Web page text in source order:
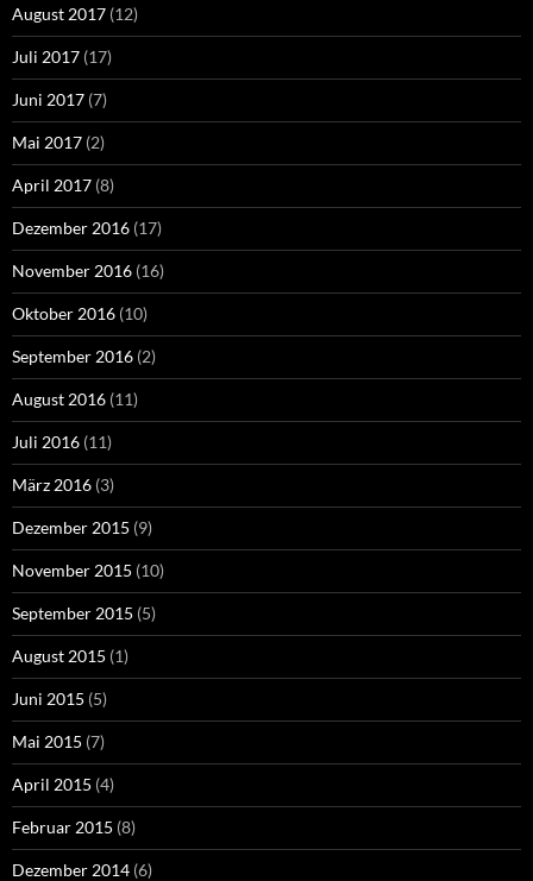
August 2017 (12)
Juli 2017 (17)
Juni 2017 (7)
Mai 2017 (2)
April 2017 (8)
Dezember 2016 (17)
November 2016 (16)
Oktober 2016 (10)
September 2016 (2)
August 2016 (11)
Juli 2016 (11)
März 2016 (3)
Dezember 2015 (9)
November 2015 (10)
September 2015 (5)
August 2015 (1)
Juni 2015 (5)
Mai 2015 (7)
April 2015 (4)
Februar 2015 (8)
Dezember 2014 (6)